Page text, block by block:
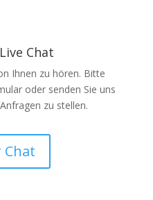
Chat
Ihnen zu hören. Bitte
oder senden Sie uns
zu stellen.
Chat